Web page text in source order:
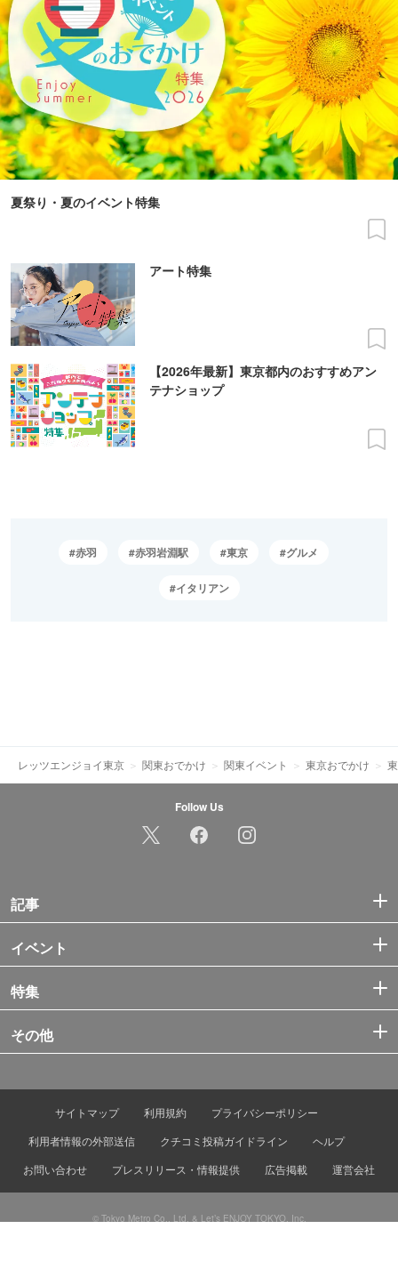
夏祭り・夏のイベント特集
アート特集
【2026年最新】東京都内のおすすめアン
テナショップ
赤羽 赤羽岩淵駅 東京 グルメ
イタリアン
レッツエンジョイ東京 関東おでかけ 関東イベント 東京おでかけ
Follow Us
記事
イベント
特集
その他
サイトマップ 利用規約
プライバシーポリシー
利用者情報の外部送信
クチコミ投稿ガイドライン
ヘルプ
お問い合わせ
プレスリリース・情報提供 広告掲載 運営会社
© Tokyo Metro Co., Ltd. & Let’s ENJOY TOKYO, Inc.